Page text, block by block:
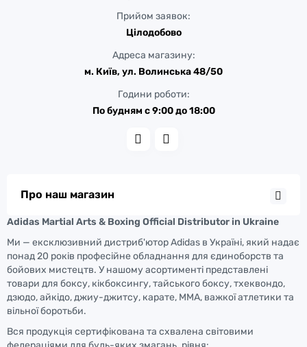
Прийом заявок:
Цілодобово
Адреса магазину:
м. Київ, ул. Волинська 48/50
Години роботи:
По будням с 9:00 до 18:00
Про наш магазин
Adidas Martial Arts & Boxing Official Distributor in Ukraine
Ми — ексклюзивний дистриб'ютор Adidas в Україні, який надає
понад 20 років професійне обладнання для єдиноборств та
бойових мистецтв. У нашому асортименті представлені
товари для боксу, кікбоксингу, тайського боксу, тхеквондо,
дзюдо, айкідо, джиу-джитсу, карате, ММА, важкої атлетики та
вільної боротьби.
Вся продукція сертифікована та схвалена світовими